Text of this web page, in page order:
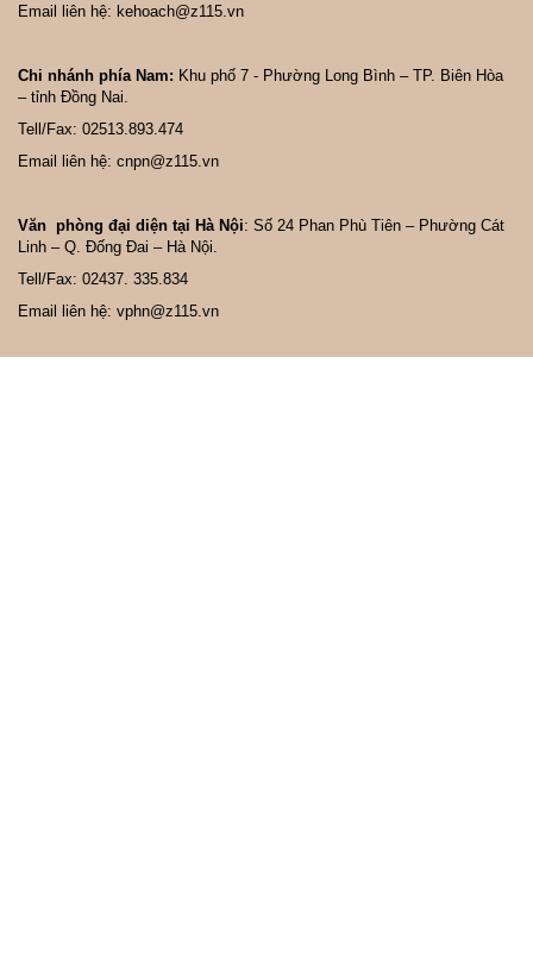
Email liên hệ: kehoach@z115.vn
Chi nhánh phía Nam: Khu phố 7 - Phường Long Bình – TP. Biên Hòa
– tỉnh Đồng Nai.
Tell/Fax: 02513.893.474
Email liên hệ: cnpn@z115.vn
Văn phòng đại diện tại Hà Nội: Số 24 Phan Phù Tiên – Phường Cát
Linh – Q. Đống Đai – Hà Nội.
Tell/Fax: 02437. 335.834
Email liên hệ: vphn@z115.vn